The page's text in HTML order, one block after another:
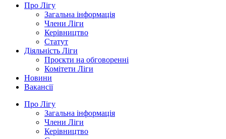
Про Лігу
Загальна інформація
Члени Ліги
Керівництво
Статут
Діяльність Ліги
Проєкти на обговоренні
Комітети Ліги
Новини
Вакансії
Про Лігу
Загальна інформація
Члени Ліги
Керівництво